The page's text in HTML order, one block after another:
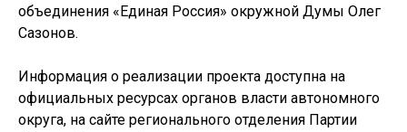
объединения «Единая Россия» окружной Думы Олег
Сазонов.
Информация о реализации проекта доступна на
официальных ресурсах органов власти автономного
округа, на сайте регионального отделения Партии